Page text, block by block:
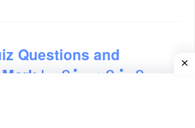
Questions and
| தமிழ் பைபிள் வினாடி